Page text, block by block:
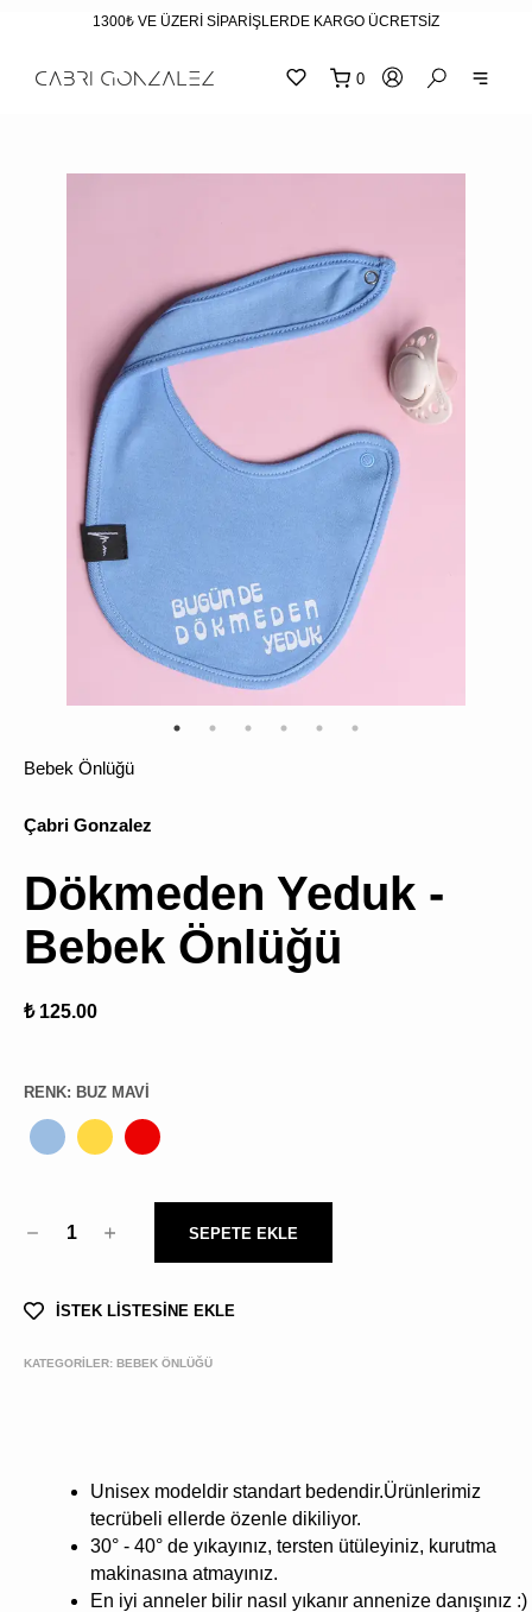
1300₺ VE ÜZERİ SİPARİŞLERDE KARGO ÜCRETSİZ
0
Bebek Önlüğü
Çabri Gonzalez
Dökmeden Yeduk -
Bebek Önlüğü
₺ 125.00
RENK: BUZ MAVI
1 SEPETE EKLE
İSTEK LİSTESİNE EKLE
KATEGORİLER: BEBEK ÖNLÜĞÜ
Unisex modeldir standart bedendir.Ürünlerimiz
tecrübeli ellerde özenle dikiliyor.
30° - 40° de yıkayınız, tersten ütüleyiniz, kurutma
makinasına atmayınız.
En iyi anneler bilir nasıl yıkanır annenize danışınız :)